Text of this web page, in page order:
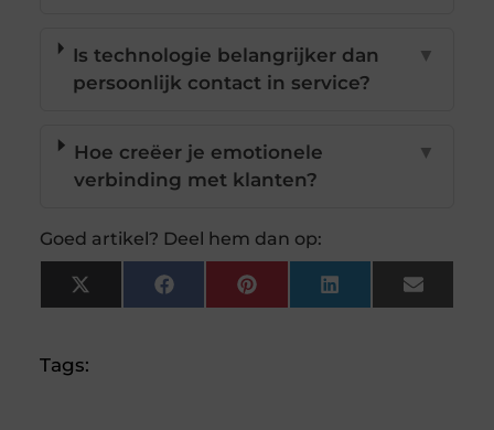
Is technologie belangrijker dan
persoonlijk contact in service?
▼
Hoe creëer je emotionele
verbinding met klanten?
▼
Goed artikel? Deel hem dan op:
X
(Twitter)
FacebookPinterestLinkedInEmail
Tags: